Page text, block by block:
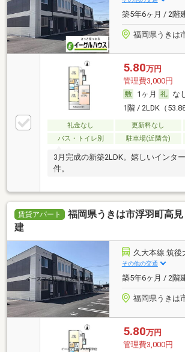
築5年6ヶ月 / 2階
福岡県うきは
5.80万円
管理費3,000円
1ヶ月
な
1階 / 2LDK（
礼金なし 更新料なし
バス・トイレ別
駐車場(近隣含)
3月完成の新築2LDK。嬉しいインタ
件。
賃貸アパート
福岡県うきは市浮羽町高
建
久大本線 筑後
その他の交通
築5年6ヶ月 / 2階
福岡県うきは
5.80万円
管理費3,000円